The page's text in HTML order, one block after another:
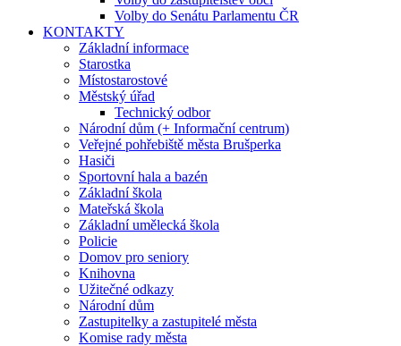
Volby do Senátu Parlamentu ČR
KONTAKTY
Základní informace
Starostka
Místostarostové
Městský úřad
Technický odbor
Národní dům (+ Informační centrum)
Veřejné pohřebiště města Brušperka
Hasiči
Sportovní hala a bazén
Základní škola
Mateřská škola
Základní umělecká škola
Policie
Domov pro seniory
Knihovna
Užitečné odkazy
Národní dům
Zastupitelky a zastupitelé města
Komise rady města